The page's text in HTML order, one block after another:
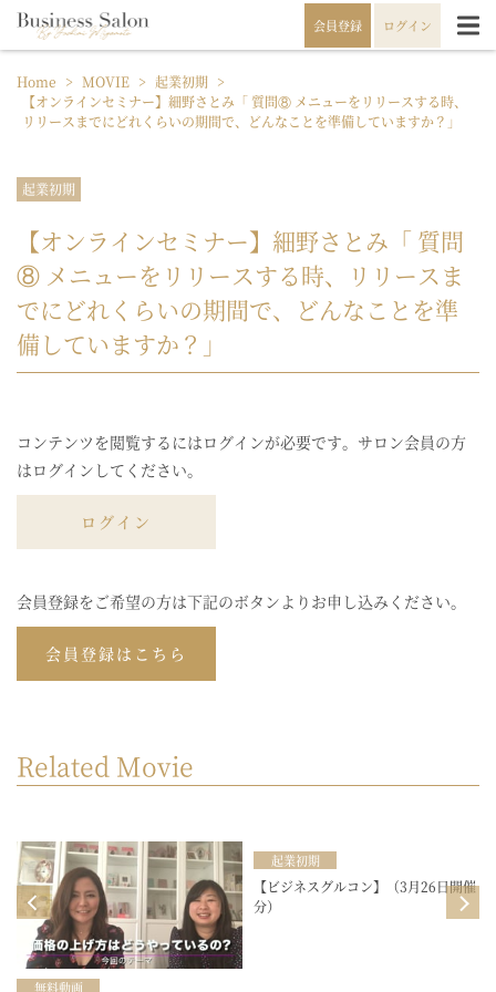
会員登録 ログイン
Home > MOVIE > 起業初期 >
【オンラインセミナー】細野さとみ「 質問⑧ メニューをリリースする時、
リリースまでにどれくらいの期間で、どんなことを準備していますか？」
起業初期
【オンラインセミナー】細野さとみ「 質問
⑧ メニューをリリースする時、リリースま
でにどれくらいの期間で、どんなことを準
備していますか？」
コンテンツを閲覧するにはログインが必要です。サロン会員の方
はログインしてください。
ログイン
会員登録をご希望の方は下記のボタンよりお申し込みください。
会員登録はこちら
Related Movie
無料動画
起業初期
【ビジネスグルコン】（3月26日開催
分）